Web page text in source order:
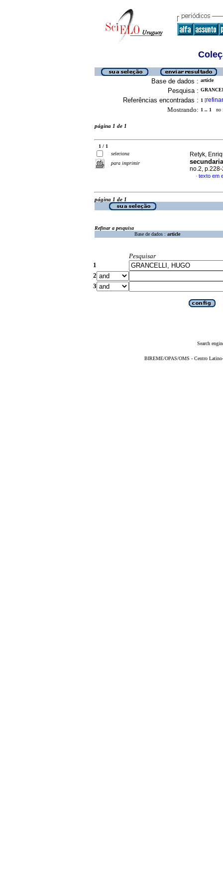
Base de dados : article
Pesquisa :
Referências encontradas : 1 [refinar
Mostrando: 1 .. 1 no
página 1 de 1
1 / 1
seleciona
para imprimir
Retyk,
no.2,
· texto em
página 1 de 1
Refinar a pesquisa
Base de dados : article
Pesquisar
1
2
3
Search
BIREME/OPAS/OMS - Centro Latino-